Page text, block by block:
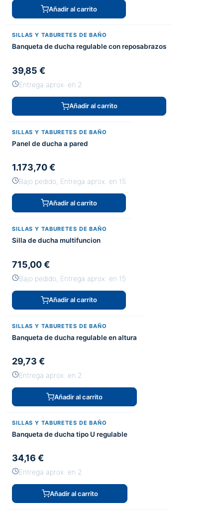
Añadir al carrito
SILLAS Y TABURETES DE BAÑO
Banqueta de ducha regulable con reposabrazos
39,85 €
Entrega aprox. en 2
Añadir al carrito
SILLAS Y TABURETES DE BAÑO
Panel de ducha a pared
1.173,70 €
Bajo pedido, Entrega aprox. en 15
Añadir al carrito
SILLAS Y TABURETES DE BAÑO
Silla de ducha multifuncion
715,00 €
Bajo pedido, Entrega aprox. en 15
Añadir al carrito
SILLAS Y TABURETES DE BAÑO
Banqueta de ducha regulable en altura
29,73 €
Entrega aprox. en 2
Añadir al carrito
SILLAS Y TABURETES DE BAÑO
Banqueta de ducha tipo U regulable
34,16 €
Entrega aprox. en 2
Añadir al carrito